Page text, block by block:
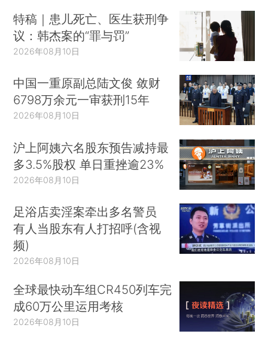
特稿｜患儿死亡、医生获刑争
议：韩杰案的“罪与罚”
2026年08月10日
中国一重原副总陆文俊 敛财
6798万余元一审获刑15年
2026年08月10日
沪上阿姨六名股东预告减持最
多3.5%股权 单日重挫逾23%
2026年08月10日
足浴店卖淫案牵出多名警员
有人当股东有人打招呼(含视
频)
2026年08月10日
全球最快动车组CR450列车完
成60万公里运用考核
2026年08月10日